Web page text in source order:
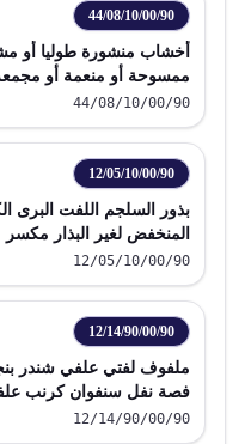
44/08/10/00/90
أخشاب منشورة طوليا
ممسوحة أو منعمة أو
عائلة المخروطيات بسمك لا
44/08/10/00/90
12/05/10/00/90
بذور السلجم اللفت البرى
المنخفض لغير البذار مكسر
12/05/10/00/90
12/14/90/00/90
ملفوف لفتي علفي شندر
فصة نفل سنفوان كرنب
علفية كريات مكتلة
12/14/90/00/90